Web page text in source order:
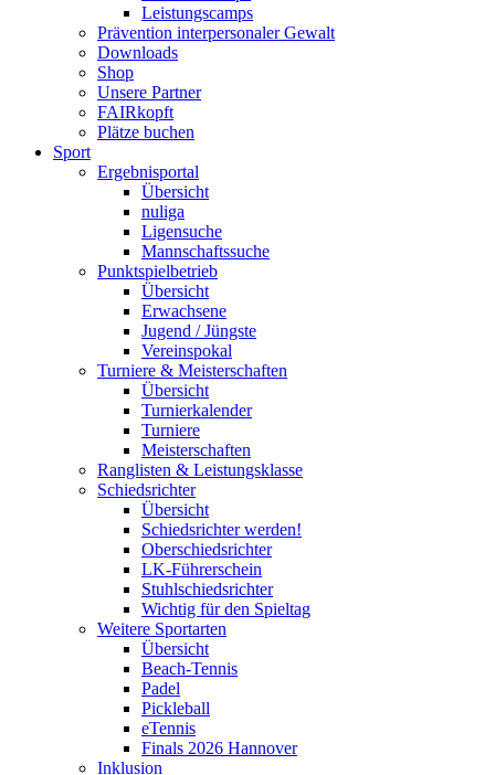
Leistungscamps
Prävention interpersonaler Gewalt
Downloads
Shop
Unsere Partner
FAIRkopft
Plätze buchen
Sport
Ergebnisportal
Übersicht
nuliga
Ligensuche
Mannschaftssuche
Punktspielbetrieb
Übersicht
Erwachsene
Jugend / Jüngste
Vereinspokal
Turniere & Meisterschaften
Übersicht
Turnierkalender
Turniere
Meisterschaften
Ranglisten & Leistungsklasse
Schiedsrichter
Übersicht
Schiedsrichter werden!
Oberschiedsrichter
LK-Führerschein
Stuhlschiedsrichter
Wichtig für den Spieltag
Weitere Sportarten
Übersicht
Beach-Tennis
Padel
Pickleball
eTennis
Finals 2026 Hannover
Inklusion